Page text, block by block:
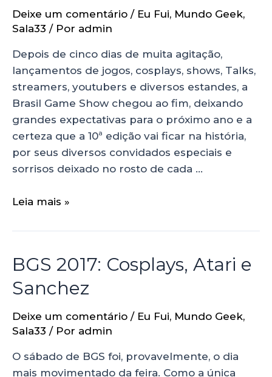
Deixe um comentário / Eu Fui, Mundo Geek,
Sala33 / Por admin
Depois de cinco dias de muita agitação,
lançamentos de jogos, cosplays, shows, Talks,
streamers, youtubers e diversos estandes, a
Brasil Game Show chegou ao fim, deixando
grandes expectativas para o próximo ano e a
certeza que a 10ª edição vai ficar na história,
por seus diversos convidados especiais e
sorrisos deixado no rosto de cada …
Leia mais »
BGS 2017: Cosplays, Atari e
Sanchez
Deixe um comentário / Eu Fui, Mundo Geek,
Sala33 / Por admin
O sábado de BGS foi, provavelmente, o dia
mais movimentado da feira. Como a única